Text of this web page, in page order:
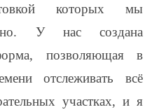
которых мы
У нас создана
позволяющая в
отслеживать всё
участках, и я